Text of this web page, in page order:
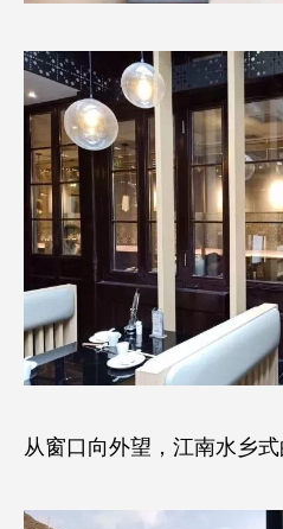
从窗口向外望，江南水乡式